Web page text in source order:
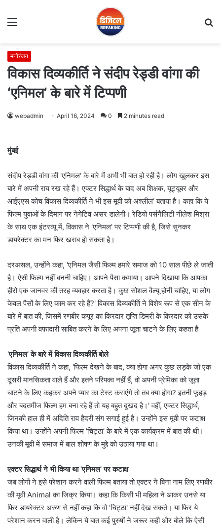
Menu
मनोरंजन
विकास दिव्यकीर्ति ने संदीप रेड्डी वांगा की
‘एनिमल’ के बारे में टिप्पणी
webadmin April 16, 2024 0 2 minutes read
मुंबई
संदीप रेड्डी वांगा की 'एनिमल' के बारे में अभी भी बात हो रही है। लोग खुलकर इस
बारे में अपनी राय रख रहे हैं। एक्टर सिद्धार्थ के बाद अब शिक्षक, यूट्यूबर और
आईएएस कोच विकास दिव्यकीर्ति ने भी इस मूवी को अश्लील' बताया है। कहा कि ये
फिल्म युवाओं के दिमाग पर नेगेटिव असर डालेगी। रेडियो पर्सनैलिटी नीलेश मिश्रा
के साथ एक इंटरव्यू में, विकास ने 'एनिमल' पर टिप्पणी की है, जिसे सुनकर
डायरेक्टर का मन फिर खराब हो सकता है।
दरअसल, उन्होंने कहा, 'एनिमल जैसी फिल्म हमारे समाज को 10 साल पीछे ले जाती
है। ऐसी फिल्म नहीं बननी चाहिए। आपने पैसा कमाया। आपने दिखाया कि आपका
हीरो एक जानवर की तरह व्यवहार करता है। कुछ सोशल वैल्यू होनी चाहिए, या लोग
केवल पैसों के लिए काम कर रहे हैं?' विकास दिव्यकीर्ति ने विशेष रूप से एक सीन के
बारे में बात की, जिसमें रणबीर कपूर का किरदार तृप्ति डिमरी के किरदार को उसके
प्रति अपनी वफादारी साबित करने के लिए अपना जूता चाटने के लिए कहता है
'एनिमल' के बारे में विकास दिव्यकीर्ति बोले
विकास दिव्यकीर्ति ने कहा, 'फिल्म देखने के बाद, क्या होगा अगर कुछ लड़के जो एक
दूसरी मानसिकता वाले हैं और इतने परिपक्व नहीं हैं, वो अपनी प्रेमिका को जूता
चाटने के लिए कहकर अपने प्यार का टेस्ट कराएंगे तो तब क्या होगा? इतनी फूहड़
और बदतमीज फिल्म हम बना रहे हैं तो यह बहुत दुखद है।' वहीं, एक्टर सिद्धार्थ,
जिनकी हाल ही में अदिति राव हैदरी संग सगाई हुई है। उन्होंने इस मूवी पर कटाक्ष
किया था। उन्होंने अपनी फिल्म 'चिट्ठा' के बारे में एक कार्यक्रम में बात की थी।
उनकी मूवी में समाज में बाल शोषण के मुद्दे को उठाया गया था।
एक्टर सिद्धार्थ ने भी किया था 'एनिमल' पर कटाक्ष
जब लोगों ने इसे परेशान करने वाली फिल्म बताया तो एक्टर ने बिना नाम लिए रणबीर
की मूवी Animal का जिक्र किया। कहा कि किसी भी महिला ने आकर उनसे या
फिर डायरेक्टर अरुण से नहीं कहा कि वो 'चिट्ठा' नहीं देख सकते। या फिर ये
परेशान करन वाली है। लेकिन ये बात कई पुरुषों ने जरूर कही और बोले कि ऐसी